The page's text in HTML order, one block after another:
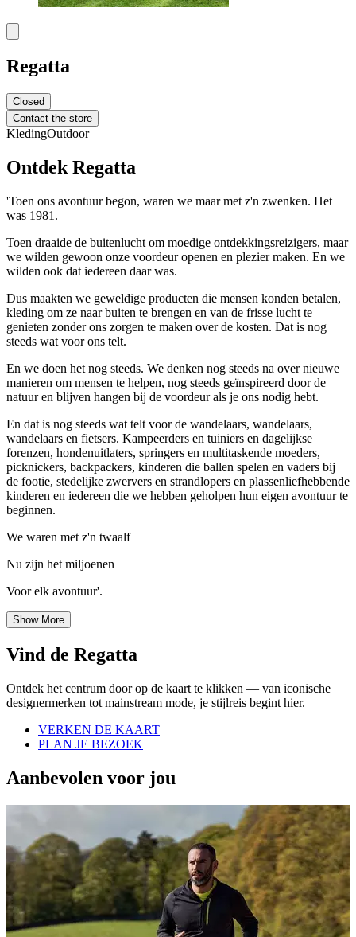
Regatta
Closed
Contact the store
KledingOutdoor
Ontdek Regatta
'Toen ons avontuur begon, waren we maar met z'n zwenken. Het
was 1981.
Toen draaide de buitenlucht om moedige ontdekkingsreizigers, maar
we wilden gewoon onze voordeur openen en plezier maken. En we
wilden ook dat iedereen daar was.
Dus maakten we geweldige producten die mensen konden betalen,
kleding om ze naar buiten te brengen en van de frisse lucht te
genieten zonder ons zorgen te maken over de kosten. Dat is nog
steeds wat voor ons telt.
En we doen het nog steeds. We denken nog steeds na over nieuwe
manieren om mensen te helpen, nog steeds geïnspireerd door de
natuur en blijven hangen bij de voordeur als je ons nodig hebt.
En dat is nog steeds wat telt voor de wandelaars, wandelaars,
wandelaars en fietsers. Kampeerders en tuiniers en dagelijkse
forenzen, hondenuitlaters, springers en multitaskende moeders,
picknickers, backpackers, kinderen die ballen spelen en vaders bij
de footie, stedelijke zwervers en strandlopers en plassenliefhebbende
kinderen en iedereen die we hebben geholpen hun eigen avontuur te
beginnen.
We waren met z'n twaalf
Nu zijn het miljoenen
Voor elk avontuur'.
Show More
Vind de Regatta
Ontdek het centrum door op de kaart te klikken — van iconische
designermerken tot mainstream mode, je stijlreis begint hier.
VERKEN DE KAART
PLAN JE BEZOEK
Aanbevolen voor jou